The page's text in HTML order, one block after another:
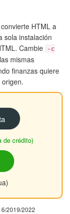
HTML a
sola instalación
Cambie
-c
mismas
finanzas quiere
de crédito)
2019/2022